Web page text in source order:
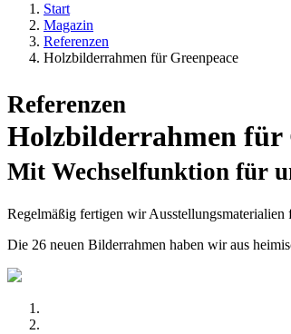
Start
Magazin
Referenzen
Holzbilderrahmen für Greenpeace
Referenzen
Holzbilderrahmen für
Mit Wechselfunktion für
Regelmäßig fertigen wir
Die 26 neuen Bilderrahmen haben wir aus